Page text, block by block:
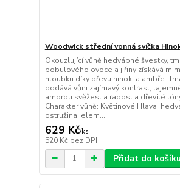
Woodwick střední vonná svíčka
Okouzlující vůně hedvábné švestky,
bobulového ovoce a jiřiny získává
hloubku díky dřevu hinoki a ambře.
dodává vůni zajímavý kontrast,
ambrou svěžest a radost a dřevité
Charakter vůně: Květinové Hlava:
ostružina, elem...
629 Kč/ks
520 Kč bez DPH
Přidat do košíku